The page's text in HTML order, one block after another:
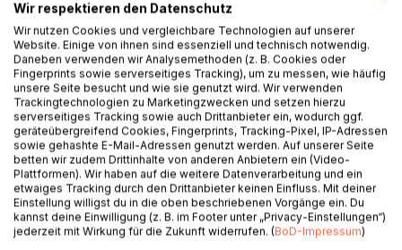
Titel bewerten
BESCHREIBUNG
Wie schaut Nicola Schmidt artgerecht auf Kinder?
Kinder wollen gesehen und verstanden werden. Die
artgerecht Methode fragt: Was braucht ein Mensch
Wir respektieren den Datenschutz
Wir nutzen Cookies und vergleichbare Technologien auf unserer
Website. Einige von ihnen sind essenziell und technisch notwendig.
Daneben verwenden wir Analysemethoden (z. B. Cookies oder
Fingerprints sowie serverseitiges Tracking), um zu messen, wie häufig
unsere Seite besucht und wie sie genutzt wird. Wir verwenden
Trackingtechnologien zu Marketingzwecken und setzen hierzu
serverseitiges Tracking sowie auch Drittanbieter ein, wodurch ggf.
geräteübergreifend Cookies, Fingerprints, Tracking-Pixel, IP-Adressen
sowie gehashte E-Mail-Adressen genutzt werden. Auf unserer Seite
betten wir zudem Drittinhalte von anderen Anbietern ein (Video-
Plattformen). Wir haben auf die weitere Datenverarbeitung und ein
etwaiges Tracking durch den Drittanbieter keinen Einfluss. Mit deiner
Einstellung willigst du in die oben beschriebenen Vorgänge ein. Du
kannst deine Einwilligung (z. B. im Footer unter „Privacy-Einstellungen“)
jederzeit mit Wirkung für die Zukunft widerrufen. (BoD-Impressum)